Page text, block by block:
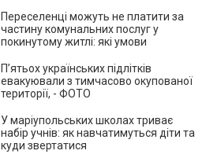
Переселенці можуть не платити за
частину комунальних послуг у
покинутому житлі: які умови
П’ятьох українських підлітків
евакуювали з тимчасово окупованої
території, - ФОТО
У маріупольських школах триває
набір учнів: як навчатимуться діти та
куди звертатися